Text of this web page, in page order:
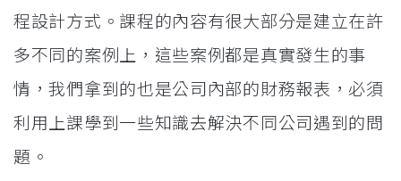
程設計方式。課程的內容有很大部分是建立在許
多不同的案例上，這些案例都是真實發生的事
情，我們拿到的也是公司內部的財務報表，必須
利用上課學到一些知識去解決不同公司遇到的問
題。